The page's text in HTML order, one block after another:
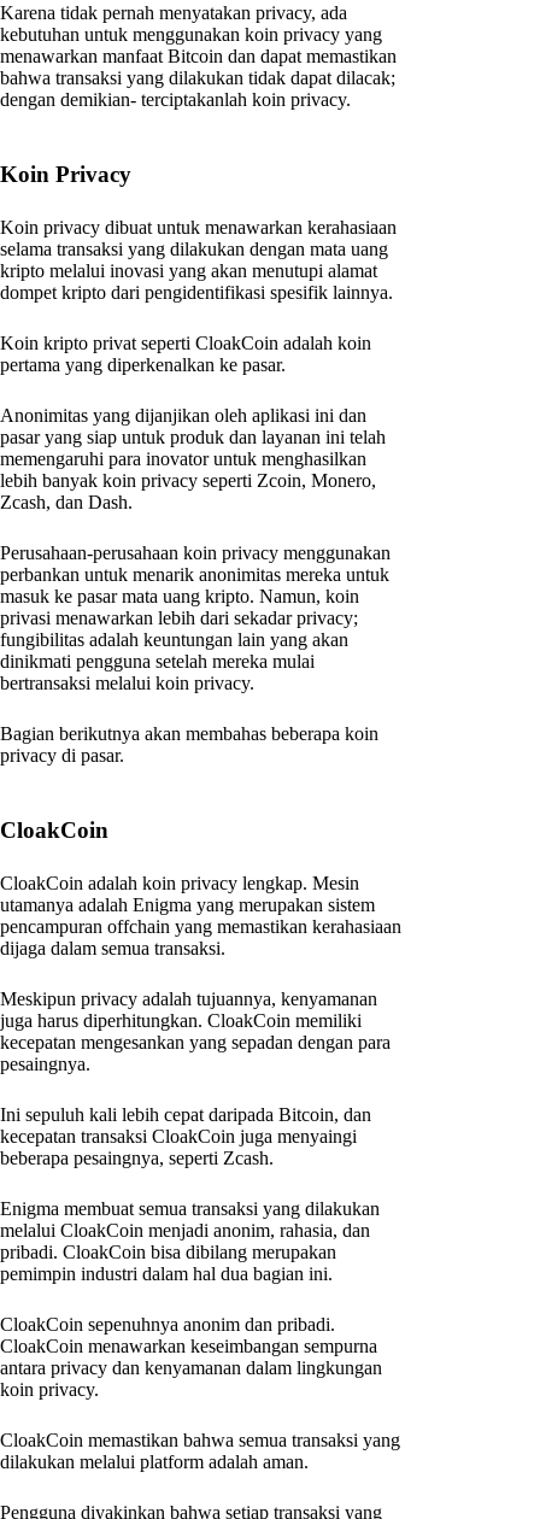
Karena tidak pernah menyatakan privacy, ada
kebutuhan untuk menggunakan koin privacy yang
menawarkan manfaat Bitcoin dan dapat memastikan
bahwa transaksi yang dilakukan tidak dapat dilacak;
dengan demikian- terciptakanlah koin privacy.
Koin Privacy
Koin privacy dibuat untuk menawarkan kerahasiaan
selama transaksi yang dilakukan dengan mata uang
kripto melalui inovasi yang akan menutupi alamat
dompet kripto dari pengidentifikasi spesifik lainnya.
Koin kripto privat seperti CloakCoin adalah koin
pertama yang diperkenalkan ke pasar.
Anonimitas yang dijanjikan oleh aplikasi ini dan
pasar yang siap untuk produk dan layanan ini telah
memengaruhi para inovator untuk menghasilkan
lebih banyak koin privacy seperti Zcoin, Monero,
Zcash, dan Dash.
Perusahaan-perusahaan koin privacy menggunakan
perbankan untuk menarik anonimitas mereka untuk
masuk ke pasar mata uang kripto. Namun, koin
privasi menawarkan lebih dari sekadar privacy;
fungibilitas adalah keuntungan lain yang akan
dinikmati pengguna setelah mereka mulai
bertransaksi melalui koin privacy.
Bagian berikutnya akan membahas beberapa koin
privacy di pasar.
CloakCoin
CloakCoin adalah koin privacy lengkap. Mesin
utamanya adalah Enigma yang merupakan sistem
pencampuran offchain yang memastikan kerahasiaan
dijaga dalam semua transaksi.
Meskipun privacy adalah tujuannya, kenyamanan
juga harus diperhitungkan. CloakCoin memiliki
kecepatan mengesankan yang sepadan dengan para
pesaingnya.
Ini sepuluh kali lebih cepat daripada Bitcoin, dan
kecepatan transaksi CloakCoin juga menyaingi
beberapa pesaingnya, seperti Zcash.
Enigma membuat semua transaksi yang dilakukan
melalui CloakCoin menjadi anonim, rahasia, dan
pribadi. CloakCoin bisa dibilang merupakan
pemimpin industri dalam hal dua bagian ini.
CloakCoin sepenuhnya anonim dan pribadi.
CloakCoin menawarkan keseimbangan sempurna
antara privacy dan kenyamanan dalam lingkungan
koin privacy.
CloakCoin memastikan bahwa semua transaksi yang
dilakukan melalui platform adalah aman.
Pengguna diyakinkan bahwa setiap transaksi yang